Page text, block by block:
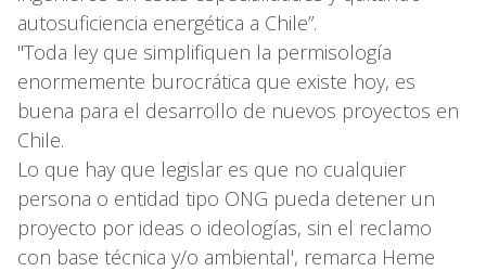
autosuficiencia energética a Chile”.
''Toda ley que simplifiquen la permisología
enormemente burocrática que existe hoy, es
buena para el desarrollo de nuevos proyectos en
Chile.
Lo que hay que legislar es que no cualquier
persona o entidad tipo ONG pueda detener un
proyecto por ideas o ideologías, sin el reclamo
con base técnica y/o ambiental', remarca Heme